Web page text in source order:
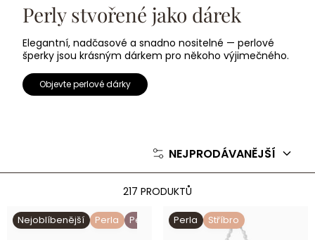
Perly stvořené jako dárek
Elegantní, nadčasové a snadno nositelné — perlové
šperky jsou krásným dárkem pro někoho výjimečného.
Objevte perlové dárky
NEJPRODÁVANĚJŠÍ
217 PRODUKTŮ
Nejoblíbenější Perla Perleť
Zlatý náramek s perleťovým
čtyřlístkem
Perla Stříbro
Perlový náhrdelník